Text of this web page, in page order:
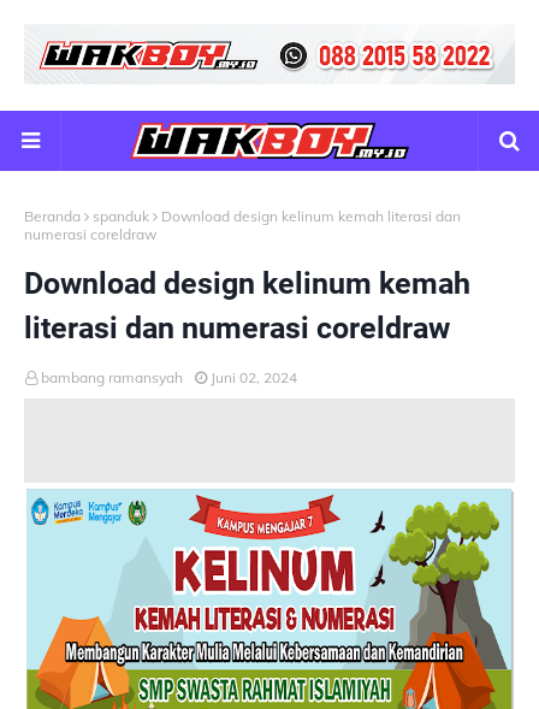
Beranda spanduk
Download design kelinum kemah literasi dan
numerasi coreldraw
Download design kelinum kemah
literasi dan numerasi coreldraw
bambang ramansyah Juni 02, 2024